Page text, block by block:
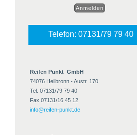
Telefon: 07131/79 79 40
Reifen Punkt GmbH
74076 Heilbronn - Austr. 170
Tel. 07131/79 79 40
Fax 07131/16 45 12
info@reifen-punkt.de